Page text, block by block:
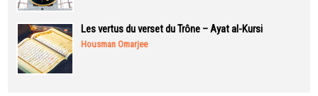
Les vertus du verset du Trône – Ayat al-Kursi
Housman Omarjee